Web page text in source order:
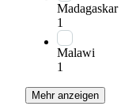
Madagaskar
1
Malawi
1
Mehr anzeigen